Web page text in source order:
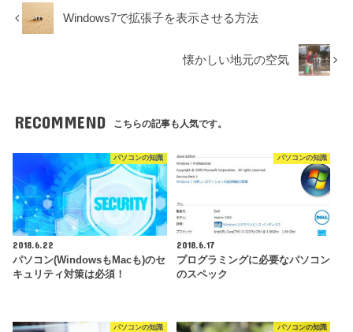
Windows7で拡張子を表示させる方法
懐かしい地元の空気
RECOMMEND こちらの記事も人気です。
パソコンの知識
2018.6.22
パソコン(WindowsもMacも)のセ
キュリティ対策は必須！
パソコンの知識
2018.6.17
プログラミングに必要なパソコン
のスペック
パソコンの知識 パソコンの知識